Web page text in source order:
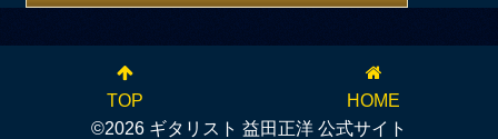
TOP
HOME
©2026 ギタリスト 益田正洋 公式サイト